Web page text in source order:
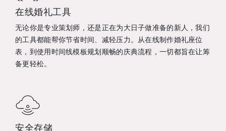
在线婚礼工具
无论你是专业策划师，还是正在为大日子做准备的新人，我们
的工具都能帮你节省时间、减轻压力。从在线制作婚礼座位
表，到使用时间线模板规划顺畅的庆典流程，一切都旨在让筹
备更轻松。
安全存储